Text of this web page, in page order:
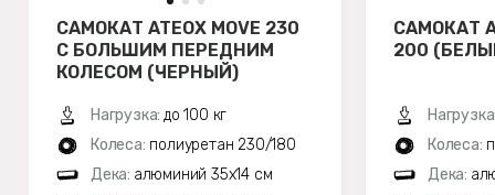
САМОКАТ ATEOX MOVE 230
С БОЛЬШИМ ПЕРЕДНИМ
КОЛЕСОМ (ЧЕРНЫЙ)
Нагрузка: до 100 кг
Колеса: полиуретан 230/180
Дека: алюминий 35х14 см
САМОКАТ
200
Колеса:
Дека: